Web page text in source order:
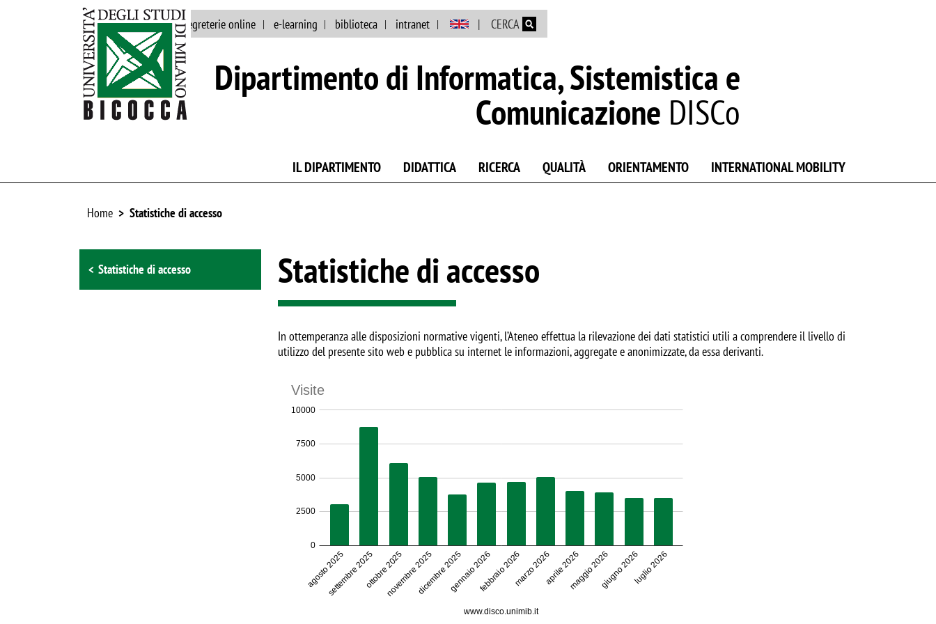
Salta al contenuto principale
ateneo rubrica segreterie online e-learning biblioteca intranet CERCA
Dipartimento di Informatica, Sistemistica e
Comunicazione DISCo
IL DIPARTIMENTO DIDATTICA RICERCA QUALITÀ ORIENTAMENTO INTERNATIONAL MOBILITY
Home Statistiche di accesso
Browse the section
Statistiche di accesso Statistiche di accesso
In ottemperanza alle disposizioni normative vigenti, l’Ateneo effettua la rilevazione dei dati statistici utili a comprendere il livello di
utilizzo del presente sito web e pubblica su internet le informazioni, aggregate e anonimizzate, da essa derivanti.